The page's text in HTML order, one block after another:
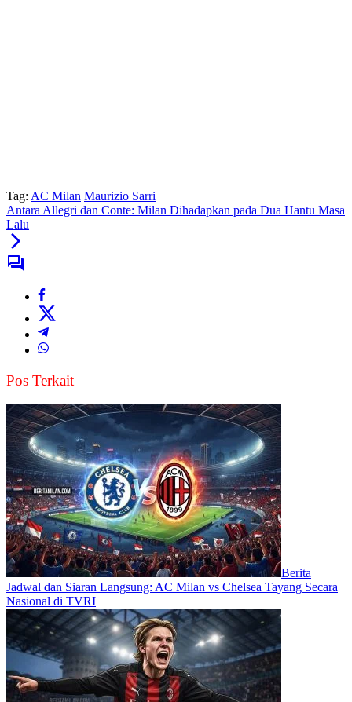
Tag: AC Milan Maurizio Sarri
Antara Allegri dan Conte: Milan Dihadapkan pada Dua Hantu Masa
Lalu
Pos Terkait
Berita
Jadwal dan Siaran Langsung: AC Milan vs Chelsea Tayang Secara
Nasional di TVRI